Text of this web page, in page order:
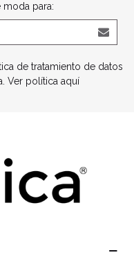
moda para:
de tratamiento de datos
Ver política aquí